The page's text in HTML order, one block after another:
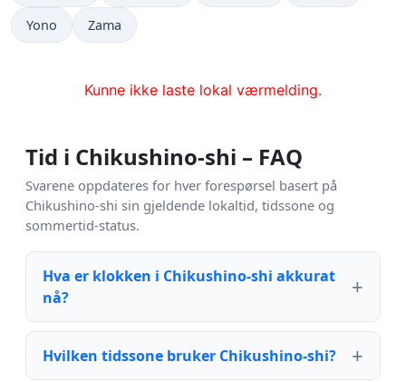
Yono Zama
Kunne ikke laste lokal værmelding.
Tid i Chikushino-shi – FAQ
Svarene oppdateres for hver forespørsel basert på
Chikushino-shi sin gjeldende lokaltid, tidssone og
sommertid-status.
Hva er klokken i Chikushino-shi akkurat
nå?
Hvilken tidssone bruker Chikushino-shi?